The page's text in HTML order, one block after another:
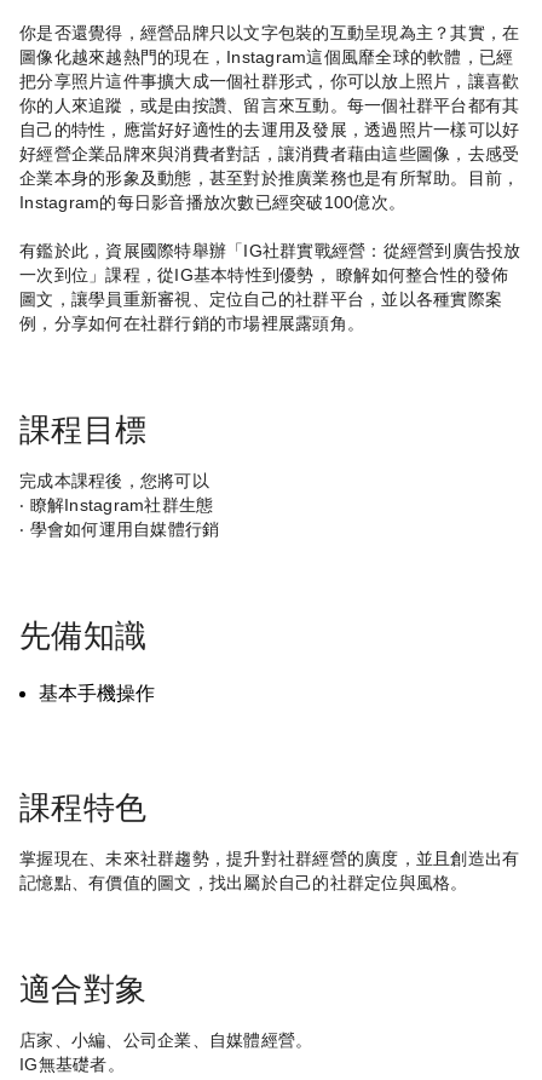
你是否還覺得，經營品牌只以文字包裝的互動呈現為主？其實，在
圖像化越來越熱門的現在，Instagram這個風靡全球的軟體，已經
把分享照片這件事擴大成一個社群形式，你可以放上照片，讓喜歡
你的人來追蹤，或是由按讚、留言來互動。每一個社群平台都有其
自己的特性，應當好好適性的去運用及發展，透過照片一樣可以好
好經營企業品牌來與消費者對話，讓消費者藉由這些圖像，去感受
企業本身的形象及動態，甚至對於推廣業務也是有所幫助。目前，
Instagram的每日影音播放次數已經突破100億次。
有鑑於此，資展國際特舉辦「IG社群實戰經營：從經營到廣告投放
一次到位」課程，從IG基本特性到優勢， 瞭解如何整合性的發佈
圖文，讓學員重新審視、定位自己的社群平台，並以各種實際案
例，分享如何在社群行銷的市場裡展露頭角。
課程目標
完成本課程後，您將可以
‧ 瞭解Instagram社群生態
‧ 學會如何運用自媒體行銷
先備知識
基本手機操作
課程特色
掌握現在、未來社群趨勢，提升對社群經營的廣度，並且創造出有
記憶點、有價值的圖文，找出屬於自己的社群定位與風格。
適合對象
店家、小編、公司企業、自媒體經營。
IG無基礎者。